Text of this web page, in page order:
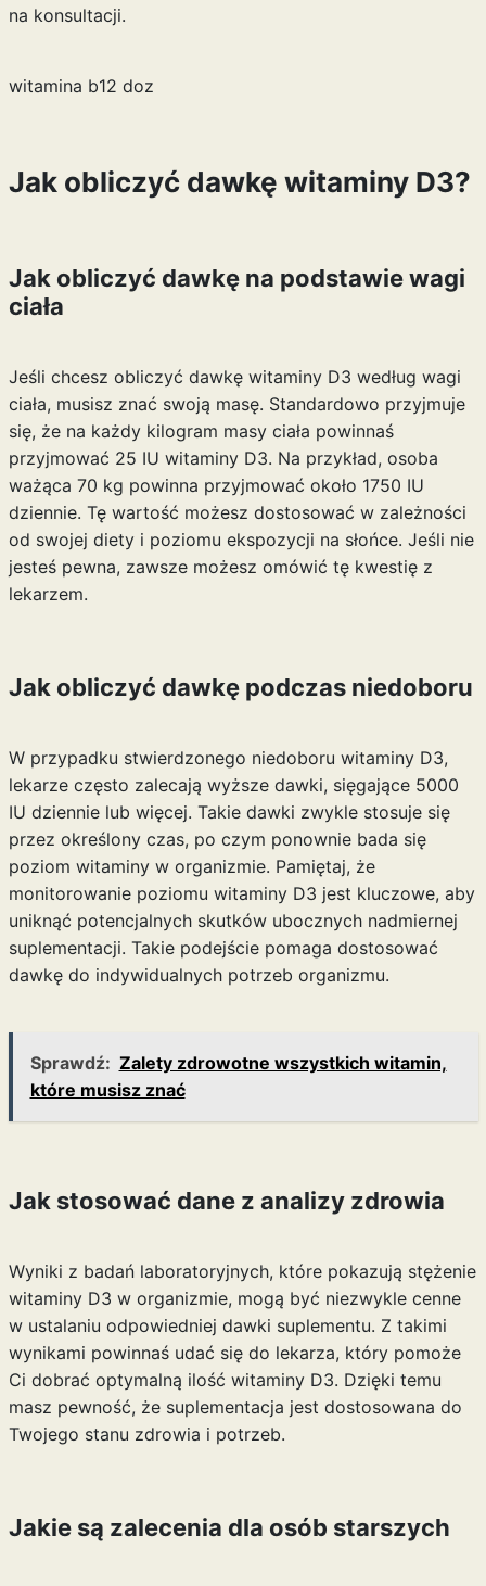
na konsultacji.
witamina b12 doz
Jak obliczyć dawkę witaminy D3?
Jak obliczyć dawkę na podstawie wagi
ciała
Jeśli chcesz obliczyć dawkę witaminy D3 według wagi
ciała, musisz znać swoją masę. Standardowo przyjmuje
się, że na każdy kilogram masy ciała powinnaś
przyjmować 25 IU witaminy D3. Na przykład, osoba
ważąca 70 kg powinna przyjmować około 1750 IU
dziennie. Tę wartość możesz dostosować w zależności
od swojej diety i poziomu ekspozycji na słońce. Jeśli nie
jesteś pewna, zawsze możesz omówić tę kwestię z
lekarzem.
Jak obliczyć dawkę podczas niedoboru
W przypadku stwierdzonego niedoboru witaminy D3,
lekarze często zalecają wyższe dawki, sięgające 5000
IU dziennie lub więcej. Takie dawki zwykle stosuje się
przez określony czas, po czym ponownie bada się
poziom witaminy w organizmie. Pamiętaj, że
monitorowanie poziomu witaminy D3 jest kluczowe, aby
uniknąć potencjalnych skutków ubocznych nadmiernej
suplementacji. Takie podejście pomaga dostosować
dawkę do indywidualnych potrzeb organizmu.
Sprawdź: Zalety zdrowotne wszystkich witamin,
które musisz znać
Jak stosować dane z analizy zdrowia
Wyniki z badań laboratoryjnych, które pokazują stężenie
witaminy D3 w organizmie, mogą być niezwykle cenne
w ustalaniu odpowiedniej dawki suplementu. Z takimi
wynikami powinnaś udać się do lekarza, który pomoże
Ci dobrać optymalną ilość witaminy D3. Dzięki temu
masz pewność, że suplementacja jest dostosowana do
Twojego stanu zdrowia i potrzeb.
Jakie są zalecenia dla osób starszych